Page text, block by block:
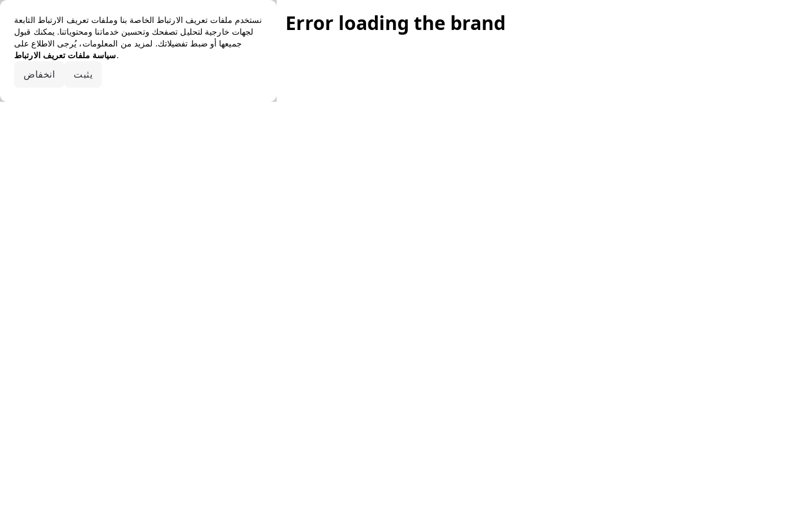
نستخدم ملفات تعريف الارتباط الخاصة بنا وملفات تعريف الارتباط التابعة
لجهات خارجية لتحليل تصفحك وتحسين خدماتنا ومحتوياتنا. يمكنك قبول
جميعها أو ضبط تفضيلاتك. لمزيد من المعلومات، يُرجى الاطلاع على
سياسة ملفات تعريف الارتباط.
انخفاض يثبت
Error loading the brand